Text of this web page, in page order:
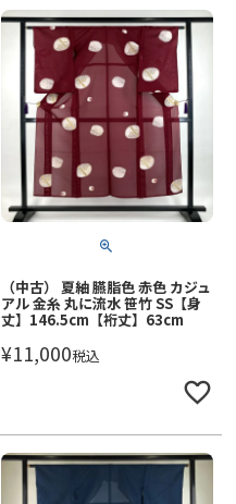
（中古） 夏紬 臙脂色 赤色 カジュ
アル 金糸 丸に流水 笹竹 SS【身
丈】146.5cm【裄丈】63cm
¥11,000税込